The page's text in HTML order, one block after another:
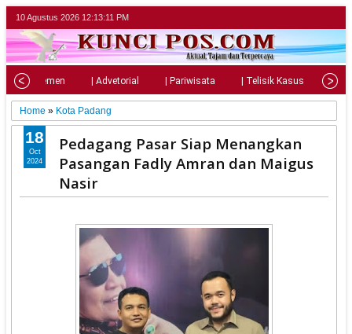
10 Agustus 2026 12:13:12 PM
| Parlemen | Advetorial | Pariwisata | Telisik Kasus |
Home » Kota Padang
Pedagang Pasar Siap Menangkan
Pasangan Fadly Amran dan Maigus
Nasir
18
Oct
2024